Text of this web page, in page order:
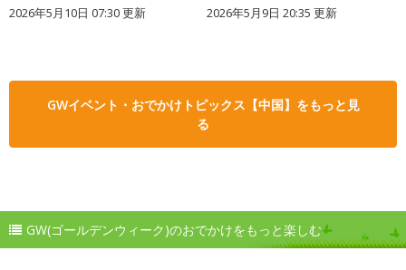
2026年5月10日 07:30 更新 2026年5月9日 20:35 更新
GWイベント・おでかけトピックス【中国】をもっと見
る
GW(ゴールデンウィーク)のおでかけをもっと楽しむ